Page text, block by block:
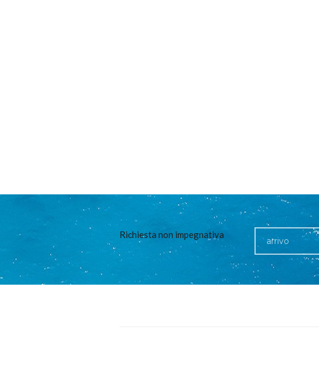
Richiesta non impegnativa